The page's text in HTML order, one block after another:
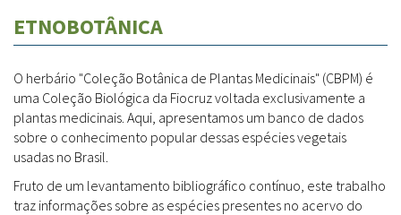
ETNOBOTÂNICA
O herbário "Coleção Botânica de Plantas Medicinais" (CBPM) é
uma Coleção Biológica da Fiocruz voltada exclusivamente a
plantas medicinais. Aqui, apresentamos um banco de dados
sobre o conhecimento popular dessas espécies vegetais
usadas no Brasil.
Fruto de um levantamento bibliográfico contínuo, este trabalho
traz informações sobre as espécies presentes no acervo do